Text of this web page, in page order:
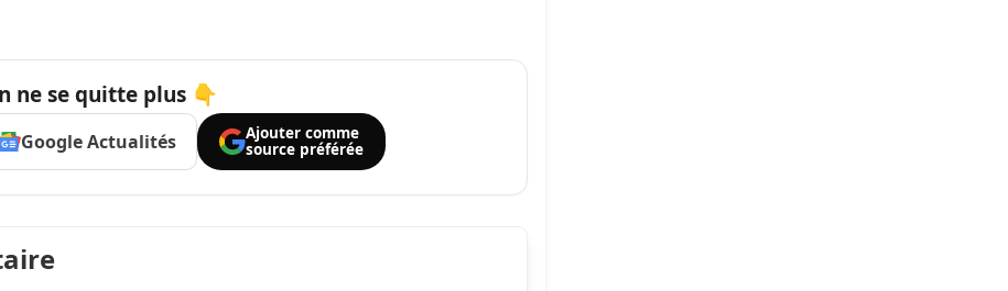
ne se quitte plus 👇
Google Actualités
Ajouter comme
source préférée